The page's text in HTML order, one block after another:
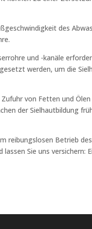
des
und -kanäle
werden, um die
von Fetten und Ölen
der Sielhautbildung
reibungslosen Betrieb
Sie uns versichern: